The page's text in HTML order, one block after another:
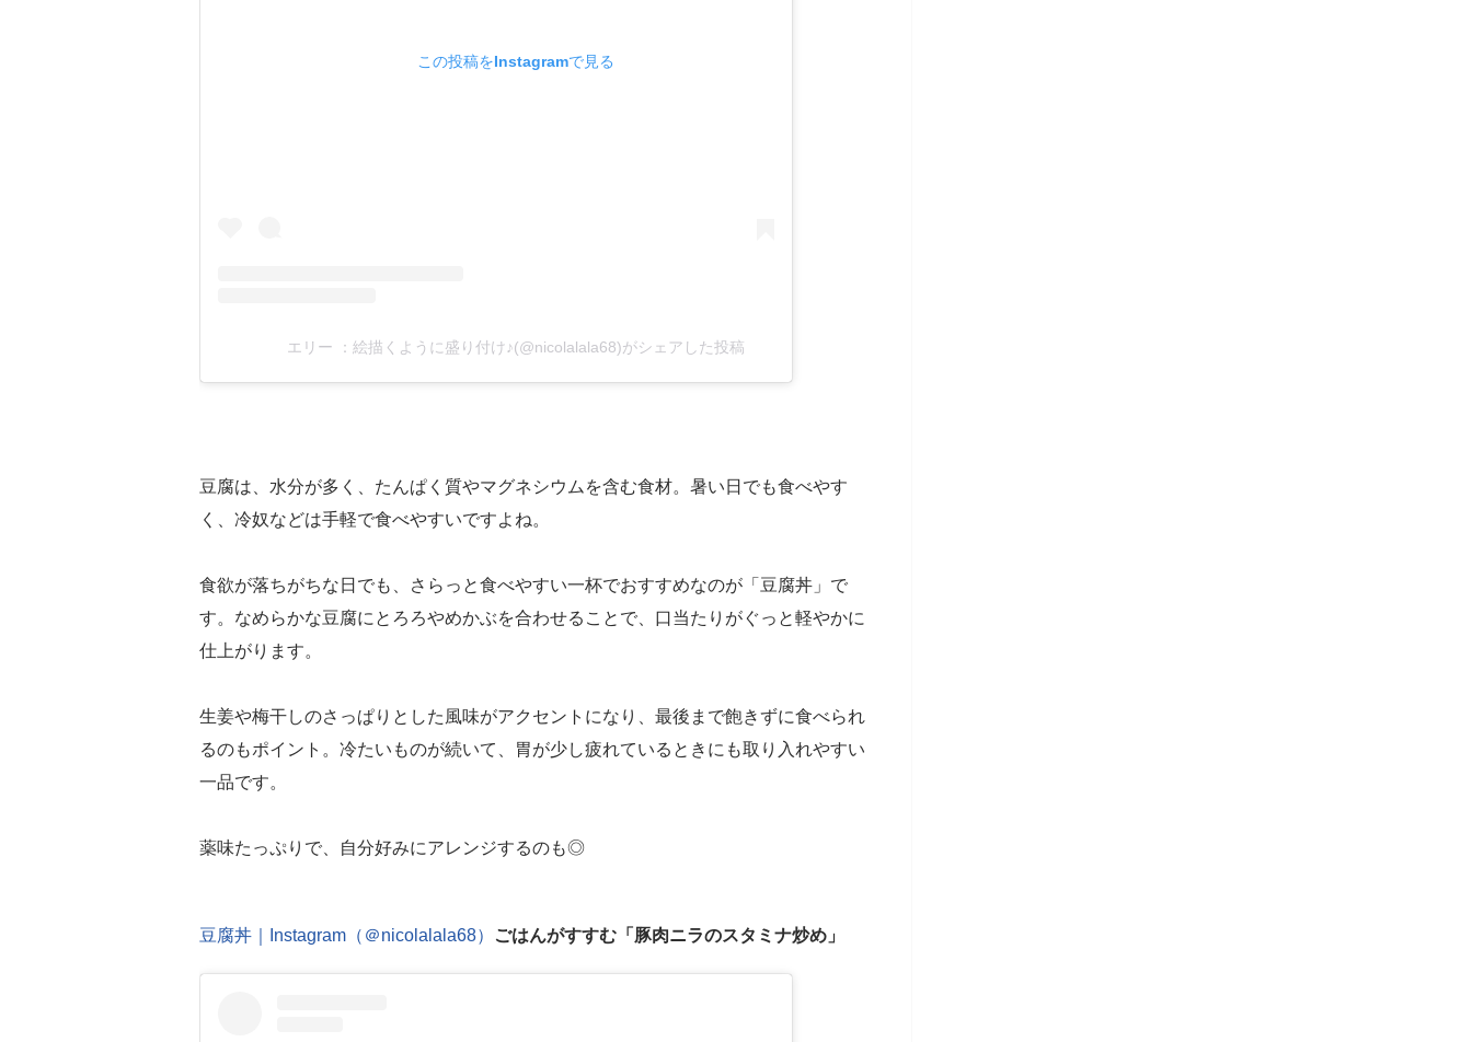
この投稿をInstagramで見る
エリー ：絵描くように盛り付け♪(@nicolalala68)がシェアした投稿
豆腐は、水分が多く、たんぱく質やマグネシウムを含む食材。暑い日でも食べやす
く、冷奴などは手軽で食べやすいですよね。
食欲が落ちがちな日でも、さらっと食べやすい一杯でおすすめなのが「豆腐丼」で
す。なめらかな豆腐にとろろやめかぶを合わせることで、口当たりがぐっと軽やかに
仕上がります。
生姜や梅干しのさっぱりとした風味がアクセントになり、最後まで飽きずに食べられ
るのもポイント。冷たいものが続いて、胃が少し疲れているときにも取り入れやすい
一品です。
薬味たっぷりで、自分好みにアレンジするのも◎
豆腐丼｜Instagram（＠nicolalala68） ごはんがすすむ「豚肉ニラのスタミナ炒め」